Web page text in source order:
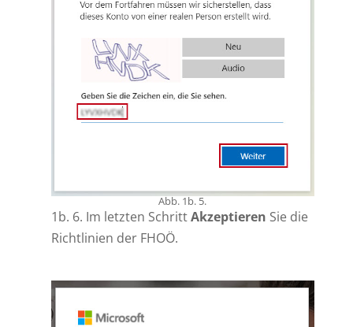
Abb. 1b. 5.
1b. 6. Im letzten SchrittAkzeptieren Sie die
Richtlinien der FHOÖ.